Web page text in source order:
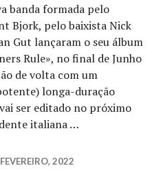
banda formada pelo
Bjork, pelo baixista Nick
Gut lançaram o seu álbum
Rule», no final de Junho
de volta com um
longa-duração
ser editado no próximo
italiana …
Anunciam novo álbum,
2022